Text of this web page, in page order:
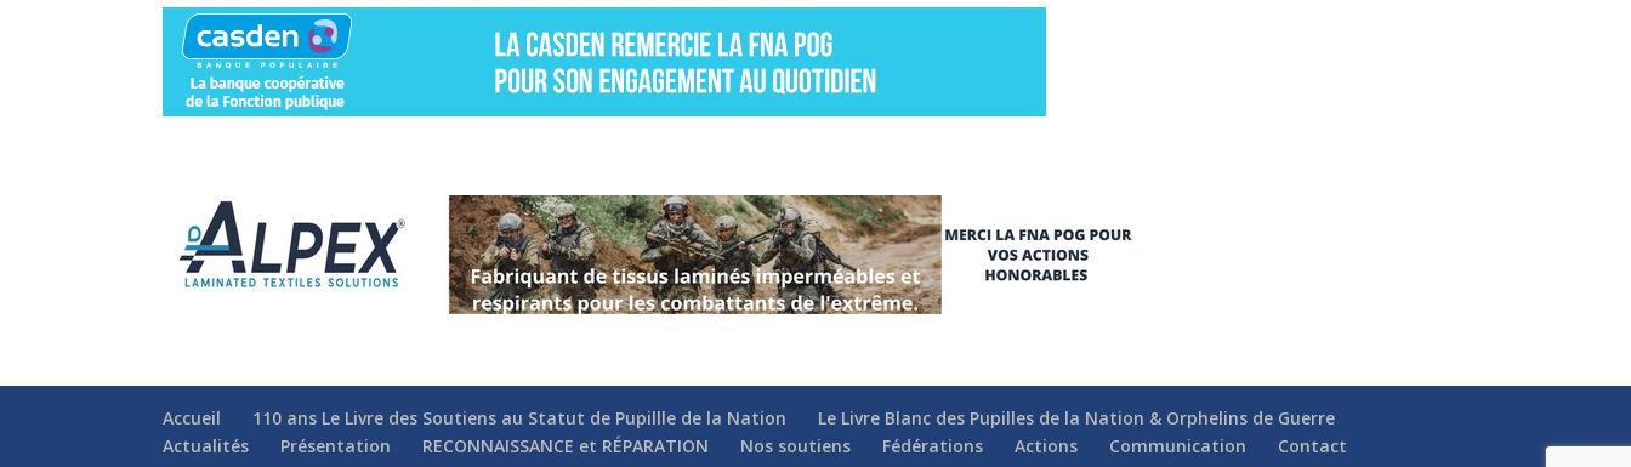
Accueil 110 ans Le Livre des Soutiens au Statut de Pupillle de la Nation
Le Livre Blanc des Pupilles de la Nation & Orphelins de Guerre
Actualités
Présentation RECONNAISSANCE et RÉPARATION Nos soutiens Fédérations Actions Communication Contact